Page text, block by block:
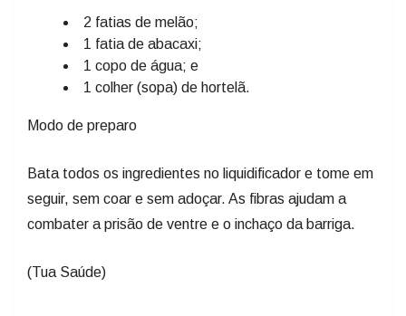
2 fatias de melão;
1 fatia de abacaxi;
1 copo de água; e
1 colher (sopa) de hortelã.
Modo de preparo
Bata todos os ingredientes no liquidificador e tome em
seguir, sem coar e sem adoçar. As fibras ajudam a
combater a prisão de ventre e o inchaço da barriga.
(Tua Saúde)